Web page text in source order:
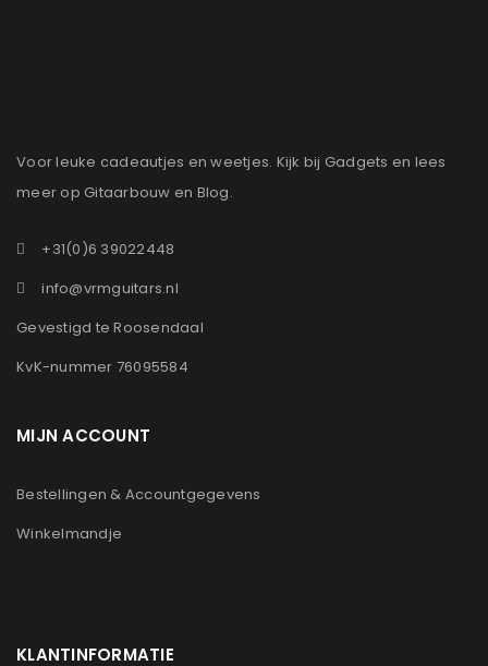
Voor leuke cadeautjes en weetjes. Kijk bij Gadgets en lees
meer op Gitaarbouw en Blog.
+31(0)6 39022448
info@vrmguitars.nl
Gevestigd te Roosendaal
KvK-nummer 76095584
MIJN ACCOUNT
Bestellingen & Accountgegevens
Winkelmandje
KLANTINFORMATIE